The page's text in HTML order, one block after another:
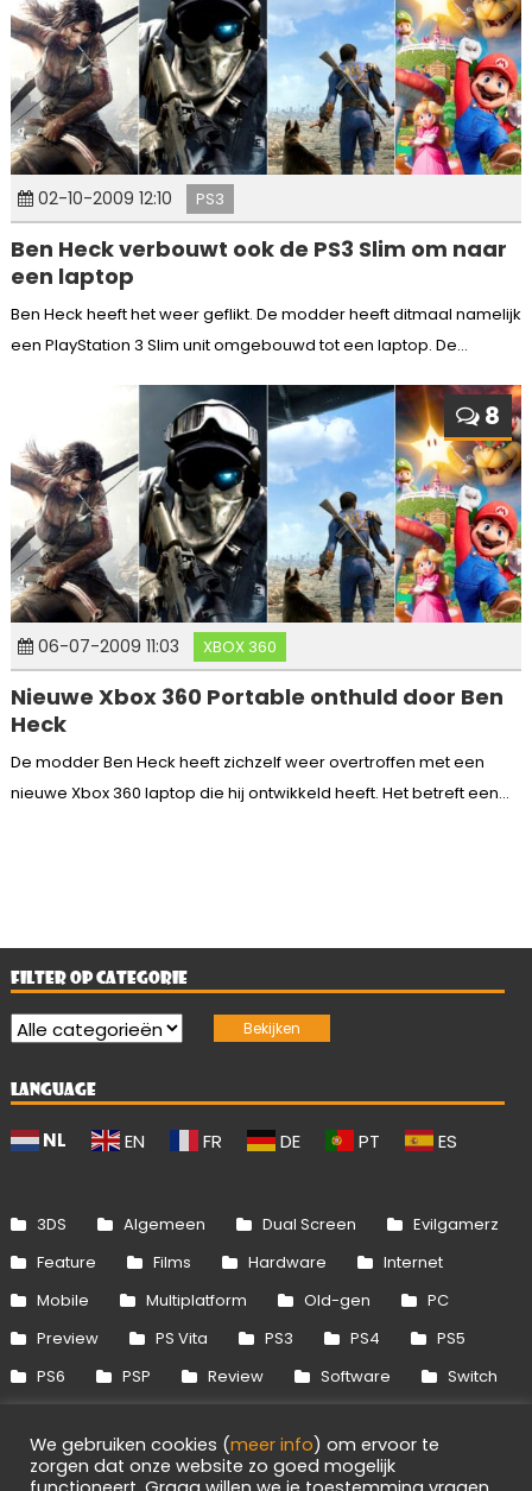
02-10-2009 12:10 PS3
Ben Heck verbouwt ook de PS3 Slim om naar
een laptop
Ben Heck heeft het weer geflikt. De modder heeft ditmaal namelijk
een PlayStation 3 Slim unit omgebouwd tot een laptop. De...
8
06-07-2009 11:03 XBOX 360
Nieuwe Xbox 360 Portable onthuld door Ben
Heck
De modder Ben Heck heeft zichzelf weer overtroffen met een
nieuwe Xbox 360 laptop die hij ontwikkeld heeft. Het betreft een...
FILTER OP CATEGORIE
LANGUAGE
NL EN FR DE PT ES
3DS Algemeen Dual Screen
Evilgamerz
Feature
Films Hardware
Internet
Mobile
Multiplatform Old-gen
PC
Preview
PS Vita PS3 PS4
PS5
PS6
PSP Review Software
Switch
Xbox 360
Xbox One Xbox Series
We gebruiken cookies (meer info) om ervoor te
zorgen dat onze website zo goed mogelijk